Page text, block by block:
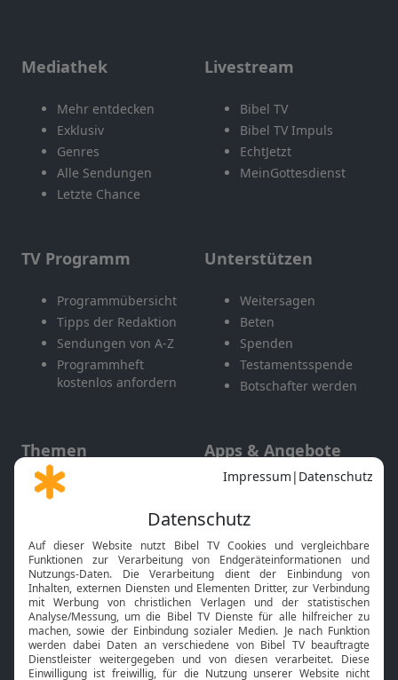
Mediathek
Mehr entdecken
Exklusiv
Genres
Alle Sendungen
Letzte Chance
Livestream
Bibel TV
Bibel TV Impuls
EchtJetzt
MeinGottesdienst
TV Programm
Programmübersicht
Tipps der Redaktion
Sendungen von A-Z
Programmheft
kostenlos anfordern
Unterstützen
Weitersagen
Beten
Spenden
Testamentsspende
Botschafter werden
Themen
Gott und Bibel erklärt
Neuigkeiten
Apps & Angebote
Mobile App
Smart TV
HbbTV
Bibelthek Online-Bibel
Nächster Gottesdienst